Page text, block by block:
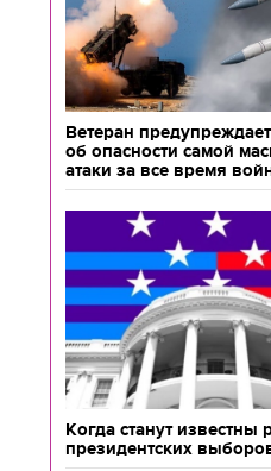
Ветеран
об опасности самой
атаки за все время
Когда станут известны
президентских